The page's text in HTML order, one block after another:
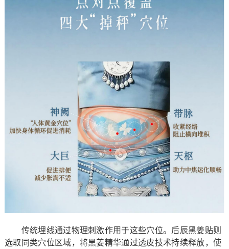
传统埋线通过物理刺激作用于这些穴位。后辰黑姜贴则
选取同类穴位区域，将黑姜精华通过透皮技术持续释放，使